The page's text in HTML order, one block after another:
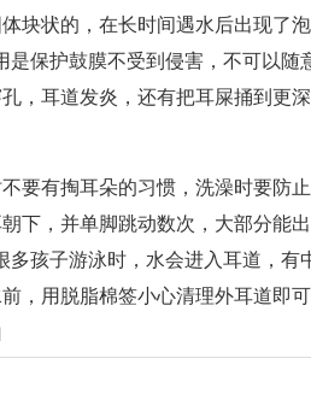
块状的，在长时间遇水后出现了
是保护鼓膜不受到侵害，不可以随
，耳道发炎，还有把耳屎捅到更
有掏耳朵的习惯，洗澡时要防止
下，并单脚跳动数次，大部分能
多孩子游泳时，水会进入耳道，有
，用脱脂棉签小心清理外耳道即